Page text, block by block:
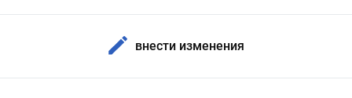
внести изменения